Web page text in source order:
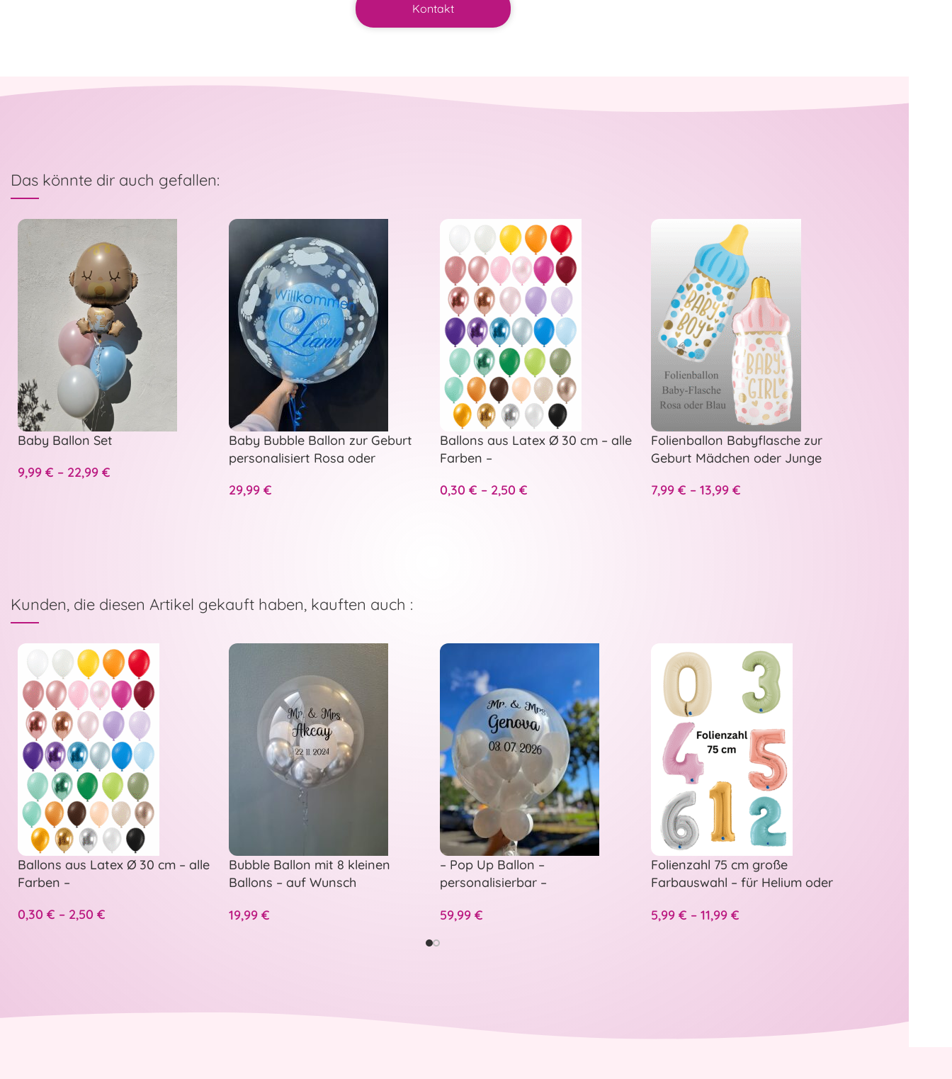
Kontakt
Das könnte dir auch gefallen:
Baby Ballon Set
9,99 € – 22,99 €
Baby Bubble Ballon zur Geburt
personalisiert Rosa oder
29,99 €
Ballons aus Latex Ø 30 cm – alle
Farben –
0,30 € – 2,50 €
Folienballon Babyflasche zur
Geburt Mädchen oder Junge
7,99 € – 13,99 €
Kunden, die diesen Artikel gekauft haben, kauften auch :
Ballons aus Latex Ø 30 cm – alle
Farben –
0,30 € – 2,50 €
Bubble Ballon mit 8 kleinen
Ballons – auf Wunsch
19,99 €
– Pop Up Ballon –
personalisierbar –
– Standesamt oder Feier
59,99 €
Folienzahl 75 cm große
Farbauswahl – für Helium oder
5,99 € – 11,99 €